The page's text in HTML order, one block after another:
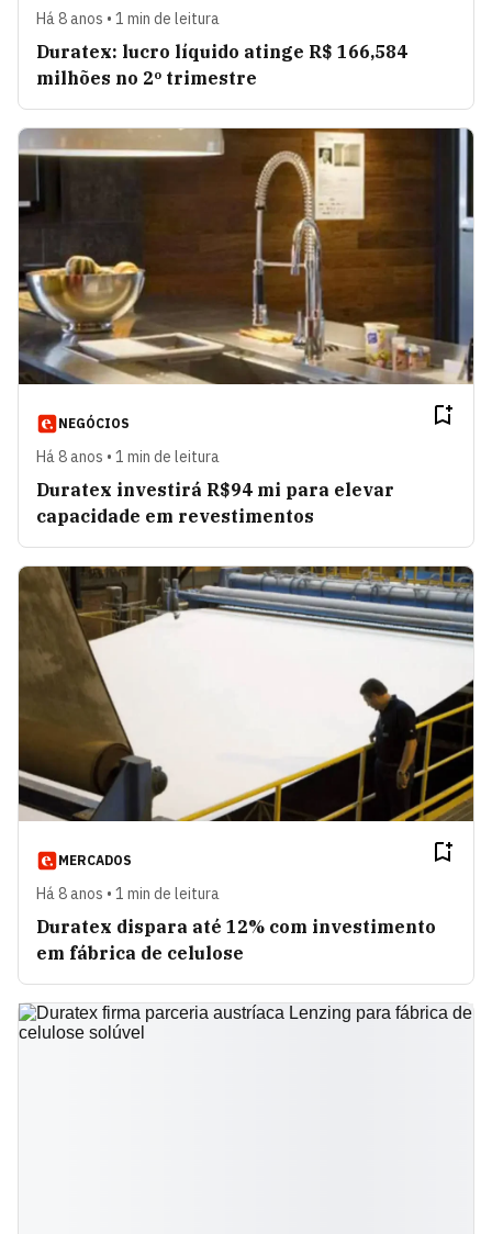
Há 8 anos • 1 min de leitura
Duratex: lucro líquido atinge R$ 166,584
milhões no 2º trimestre
NEGÓCIOS
Há 8 anos • 1 min de leitura
Duratex investirá R$94 mi para elevar
capacidade em revestimentos
MERCADOS
Há 8 anos • 1 min de leitura
Duratex dispara até 12% com investimento
em fábrica de celulose